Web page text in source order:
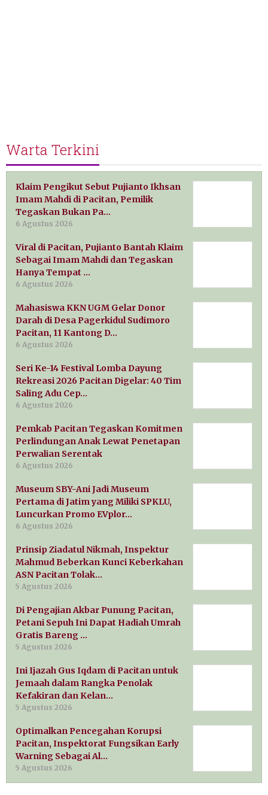
Warta Terkini
Klaim Pengikut Sebut Pujianto Ikhsan
Imam Mahdi di Pacitan, Pemilik
Tegaskan Bukan Pa…
6 Agustus 2026
Viral di Pacitan, Pujianto Bantah Klaim
Sebagai Imam Mahdi dan Tegaskan
Hanya Tempat …
6 Agustus 2026
Mahasiswa KKN UGM Gelar Donor
Darah di Desa Pagerkidul Sudimoro
Pacitan, 11 Kantong D…
6 Agustus 2026
Seri Ke-14 Festival Lomba Dayung
Rekreasi 2026 Pacitan Digelar: 40 Tim
Saling Adu Cep…
6 Agustus 2026
Pemkab Pacitan Tegaskan Komitmen
Perlindungan Anak Lewat Penetapan
Perwalian Serentak
6 Agustus 2026
Museum SBY-Ani Jadi Museum
Pertama di Jatim yang Miliki SPKLU,
Luncurkan Promo EVplor…
6 Agustus 2026
Prinsip Ziadatul Nikmah, Inspektur
Mahmud Beberkan Kunci Keberkahan
ASN Pacitan Tolak…
5 Agustus 2026
Di Pengajian Akbar Punung Pacitan,
Petani Sepuh Ini Dapat Hadiah Umrah
Gratis Bareng …
5 Agustus 2026
Ini Ijazah Gus Iqdam di Pacitan untuk
Jemaah dalam Rangka Penolak
Kefakiran dan Kelan…
5 Agustus 2026
Optimalkan Pencegahan Korupsi
Pacitan, Inspektorat Fungsikan Early
Warning Sebagai Al…
5 Agustus 2026